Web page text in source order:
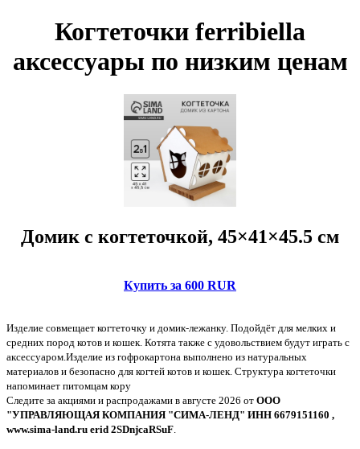
Когтеточки ferribiella
аксессуары по низким ценам
Домик с когтеточкой, 45×41×45.5 см
Купить за 600 RUR
Изделие совмещает когтеточку и домик-лежанку. Подойдёт для мелких и
средних пород котов и кошек. Котята также с удовольствием будут играть с
аксессуаром.Изделие из гофрокартона выполнено из натуральных
материалов и безопасно для когтей котов и кошек. Структура когтеточки
напоминает питомцам кору
Следите за акциями и распродажами в августе 2026 от ООО
"УПРАВЛЯЮЩАЯ КОМПАНИЯ "СИМА-ЛЕНД" ИНН 6679151160 ,
www.sima-land.ru erid 2SDnjcaRSuF